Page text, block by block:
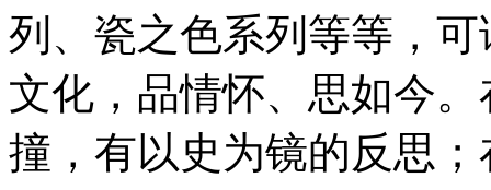
列、瓷之色系列等等，
文化，品情怀、思如今
撞，有以史为镜的反思